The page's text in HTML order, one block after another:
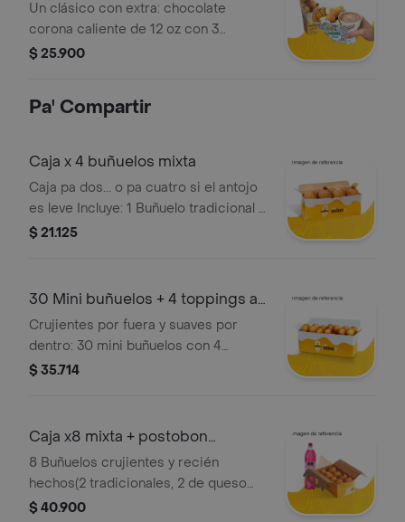
Un clásico con extra: chocolate
corona caliente de 12 oz con 3
ducales, cubos de queso mozzarella y
más te guste.
$ 25.900
Pa' Compartir
Caja x 4 buñuelos mixta
Caja pa dos... o pa cuatro si el antojo
es leve Incluye: 1 Buñuelo tradicional y
eliges los otros 3 sabores
$ 21.125
30 Mini buñuelos + 4 toppings a
elección
Crujientes por fuera y suaves por
dentro: 30 mini buñuelos con 4
toppings a tu elección. la caja
$ 35.714
Caja x8 mixta + postobon
manzana 1.5l
8 Buñuelos crujientes y recién
hechos(2 tradicionales, 2 de queso
mozzarella y 4 rellenos a tu gusto) + 1l
$ 40.900